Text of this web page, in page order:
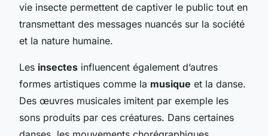
vie insecte permettent de captiver le public tout en
transmettant des messages nuancés sur la société
et la nature humaine.
Les insectes influencent également d’autres
formes artistiques comme la musique et la danse.
Des œuvres musicales imitent par exemple les
sons produits par ces créatures. Dans certaines